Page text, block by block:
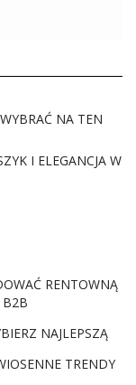
NA TEN
I ELEGANCJA W
RENTOWNĄ
B2B
NAJLEPSZĄ
TRENDY